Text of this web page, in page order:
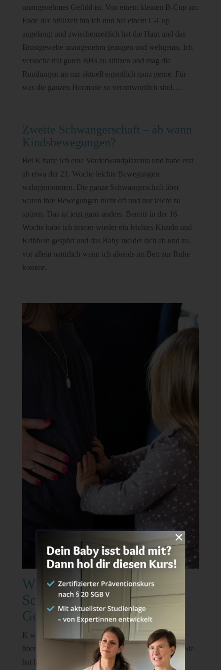
unangenehmes Gefühl ist. Von einem kleinen B-Cup am
Ende der Stilllzeit bin ich nun bei einem C-Cup
angelangt und zwischenzeitlich hat die Haut und das
Brustgewebe unangenehm gezogen und wehgetan. Ich
versuche mit guten BHs zu stützen und mag die
Rundungen an mir aktuell eigentlich ganz gerne. Für
was die ganzen Hormone so verantwortlich sind….
Zweite Schwangerschaft – ab wann
Kindsbewegungen?
Bei K hatte ich eine Vorderwandplazenta und habe erst
ab etwa der 21. Woche leichte Bewegungen
wahrgenommen. Die ganze Schwangerschaft über
waren ihre Bewegungen nicht oft und nur leicht zu
spüren. Das ist jetzt ganz anders. Bereits in der 16.
Woche habe ich immer wieder ein leichtes Kitzeln und
Kribbeln gespürt und das Baby meldet sich ab und zu,
vor allem natürlich wenn ich abends im Bett zur Ruhe
komme.
Wie K auf die zweite
Schwangerschaft und ihr
Geschwisterchen reagiert
K wusste auch recht früh Bescheid und hat sich sehr
über ihr Geschwisterchen in Mamas Bauch gefreut. Sie
hat laut gerufen „JAAA! Schwester. Bruder.“ und